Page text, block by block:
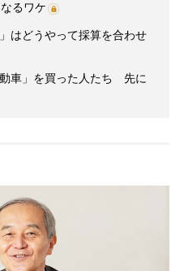
るワケ
はどうやって採算を合わせ
車」を買った人たち 先に